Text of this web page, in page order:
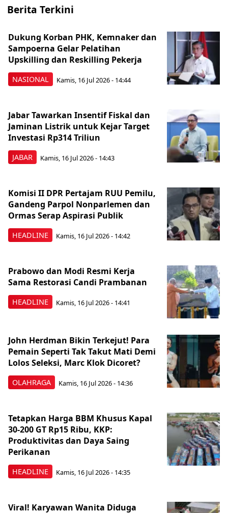
Berita Terkini
NASIONAL
Dukung Korban PHK, Kemnaker dan
Sampoerna Gelar Pelatihan
Upskilling dan Reskilling Pekerja
Kamis, 16 Jul 2026 - 14:44
JABAR
Jabar Tawarkan Insentif Fiskal dan
Jaminan Listrik untuk Kejar Target
Investasi Rp314 Triliun
Kamis, 16 Jul 2026 - 14:43
HEADLINE
Komisi II DPR Pertajam RUU Pemilu,
Gandeng Parpol Nonparlemen dan
Ormas Serap Aspirasi Publik
Kamis, 16 Jul 2026 - 14:42
HEADLINE
Prabowo dan Modi Resmi Kerja
Sama Restorasi Candi Prambanan
Kamis, 16 Jul 2026 - 14:41
OLAHRAGA
John Herdman Bikin Terkejut! Para
Pemain Seperti Tak Takut Mati Demi
Lolos Seleksi, Marc Klok Dicoret?
Kamis, 16 Jul 2026 - 14:36
HEADLINE
Tetapkan Harga BBM Khusus Kapal
30-200 GT Rp15 Ribu, KKP:
Produktivitas dan Daya Saing
Perikanan
Kamis, 16 Jul 2026 - 14:35
Viral! Karyawan Wanita Diduga